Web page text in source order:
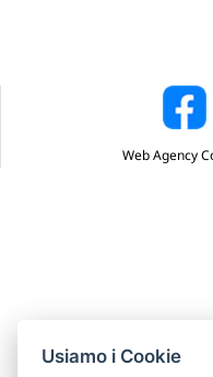
Web Agency
Usiamo i Cookie